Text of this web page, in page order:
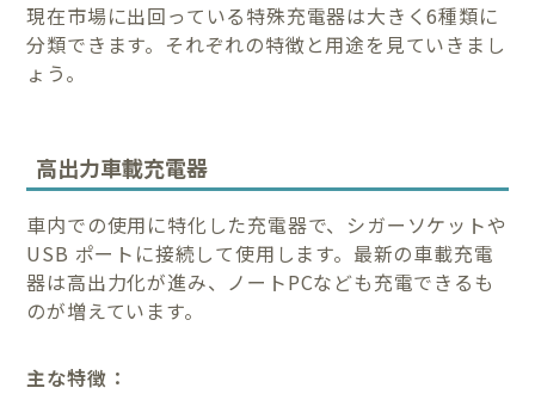
現在市場に出回っている特殊充電器は大きく6種類に
分類できます。それぞれの特徴と用途を見ていきまし
ょう。
高出力車載充電器
車内での使用に特化した充電器で、シガーソケットや
USB ポートに接続して使用します。最新の車載充電
器は高出力化が進み、ノートPCなども充電できるも
のが増えています。
主な特徴：